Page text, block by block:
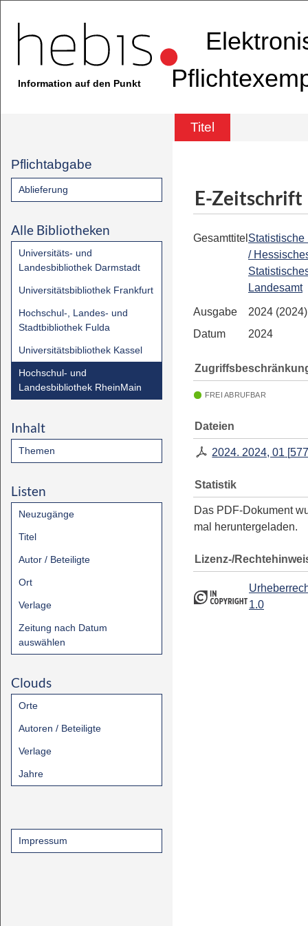
Information auf den Punkt
Titel
Pflichtabgabe
Ablieferung
Alle Bibliotheken
Universitäts- und
Landesbibliothek Darmstadt
Universitätsbibliothek Frankfurt
Hochschul-, Landes- und
Stadtbibliothek Fulda
Universitätsbibliothek Kassel
Hochschul- und
Landesbibliothek RheinMain
Inhalt
Themen
Listen
Neuzugänge
Titel
Autor / Beteiligte
Ort
Verlage
Zeitung nach Datum
auswählen
Clouds
Orte
Autoren / Beteiligte
Verlage
Jahre
Impressum
E-Zeitschrift
Gesamttitel Statistische
/
Landesamt
Ausgabe
2024
Datum
2024
FREI ABRUFBAR
Dateien
2024. 2024, 01 [
Statistik
Das PDF-Dokument
mal heruntergeladen.
Lizenz-/
1.0